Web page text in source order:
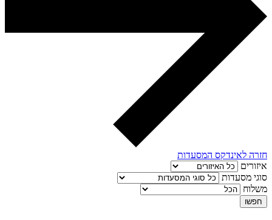
חזרה לאינדקס המסעדות
איזורים
סוגי מסעדות
משלוח
חפשו